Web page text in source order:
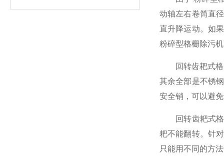
动轴左右卷筒直
直升降运动。如
粉碎型格栅除污
回转齿耙式格
其余全部是不锈
安全销，可以避
回转齿耙式格
耙不能翻转。针
只能用不同的方